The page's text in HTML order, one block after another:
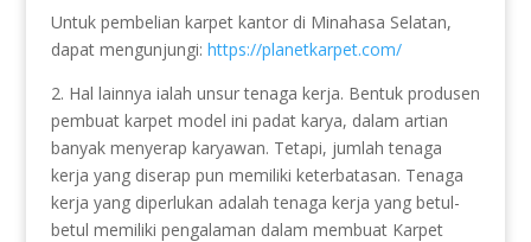
Untuk pembelian karpet kantor di Minahasa Selatan,
dapat mengunjungi: https://planetkarpet.com/
2. Hal lainnya ialah unsur tenaga kerja. Bentuk produsen
pembuat karpet model ini padat karya, dalam artian
banyak menyerap karyawan. Tetapi, jumlah tenaga
kerja yang diserap pun memiliki keterbatasan. Tenaga
kerja yang diperlukan adalah tenaga kerja yang betul-
betul memiliki pengalaman dalam membuat Karpet